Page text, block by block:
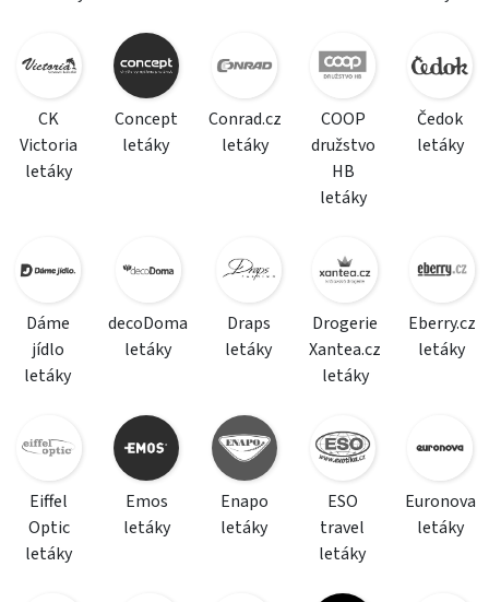
CK
Victoria
letáky
Concept
letáky
Conrad.cz
letáky
COOP
družstvo
HB
letáky
Čedok
letáky
Dáme
jídlo
letáky
decoDoma
letáky
Draps
letáky
Drogerie
Xantea.cz
letáky
Eberry.cz
letáky
Eiffel
Optic
letáky
Emos
letáky
Enapo
letáky
ESO
travel
letáky
Euronova
letáky